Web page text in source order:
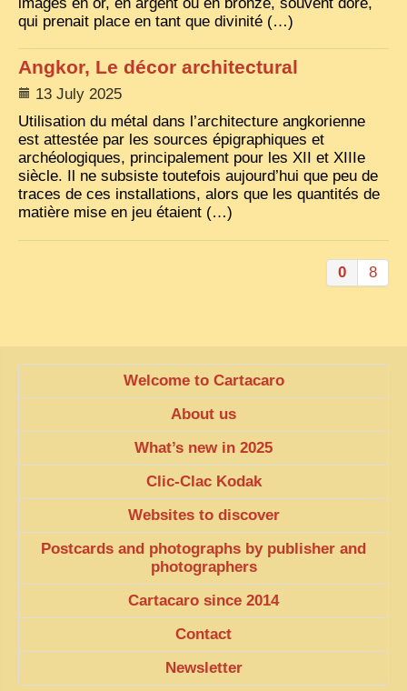
qui prenait place en tant que divinité (…)
Angkor, Le décor architectural
13 July 2025
Utilisation du métal dans l’architecture angkorienne
est attestée par les sources épigraphiques et
archéologiques, principalement pour les XII et XIIIe
siècle. Il ne subsiste toutefois aujourd’hui que peu de
traces de ces installations, alors que les quantités de
matière mise en jeu étaient (…)
0 8
Welcome to Cartacaro
About us
What’s new in 2025
Clic-Clac Kodak
Websites to discover
Postcards and photographs by publisher and
photographers
Cartacaro since 2014
Contact
Newsletter